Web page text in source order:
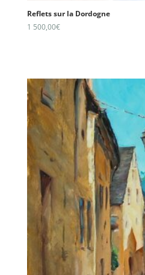
Reflets sur la Dordogne
1 500,00€